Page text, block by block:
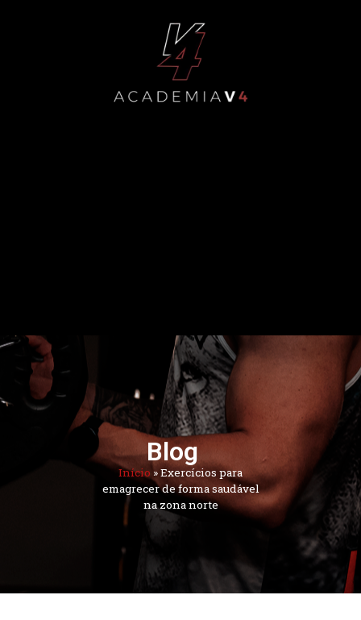
Blog
Início »Exercícios para
emagrecer de forma saudável
na zona norte